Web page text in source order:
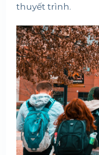
thuyết trình.